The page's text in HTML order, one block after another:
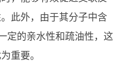
此外，由于其分子中含
定的亲水性和疏油性，这
重要。